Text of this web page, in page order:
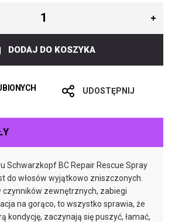
DODAJ DO KOSZYKA
UDOSTĘPNIJ
Schwarzkopf BC Repair Rescue Spray
do włosów wyjątkowo zniszczonych.
czynników zewnętrznych, zabiegi
na gorąco, to wszystko sprawia, że
kondycję, zaczynają się puszyć, łamać,